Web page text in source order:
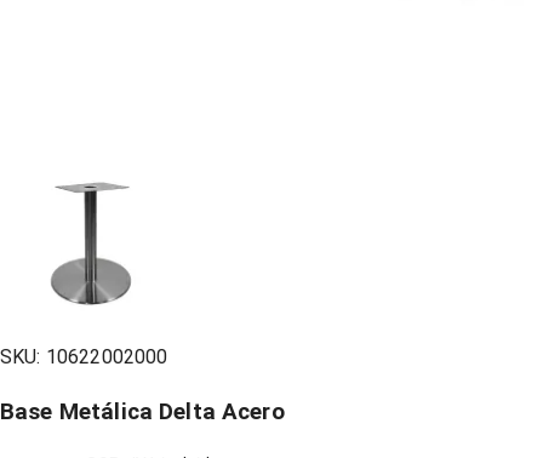
SKU: 10622002000
Base Metálica Delta Acero